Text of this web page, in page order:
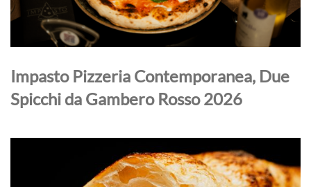
Impasto Pizzeria Contemporanea, Due
Spicchi da Gambero Rosso 2026